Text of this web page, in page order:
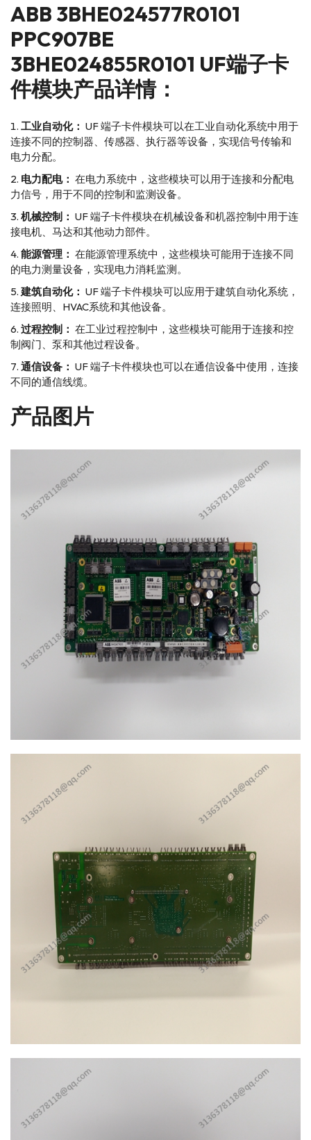
ABB 3BHE024577R0101
PPC907BE
3BHE024855R0101 UF端子卡
件模块产品详情：
工业自动化： UF 端子卡件模块可以在工业自动化系统中用于
连接不同的控制器、传感器、执行器等设备，实现信号传输和
电力分配。
电力配电： 在电力系统中，这些模块可以用于连接和分配电
力信号，用于不同的控制和监测设备。
机械控制： UF 端子卡件模块在机械设备和机器控制中用于连
接电机、马达和其他动力部件。
能源管理： 在能源管理系统中，这些模块可能用于连接不同
的电力测量设备，实现电力消耗监测。
建筑自动化： UF 端子卡件模块可以应用于建筑自动化系统，
连接照明、HVAC系统和其他设备。
过程控制： 在工业过程控制中，这些模块可能用于连接和控
制阀门、泵和其他过程设备。
通信设备： UF 端子卡件模块也可以在通信设备中使用，连接
不同的通信线缆。
产品图片